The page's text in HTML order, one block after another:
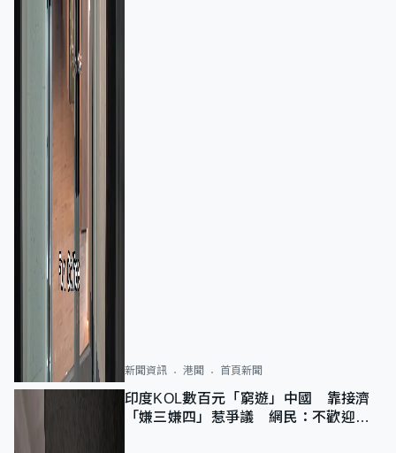
新聞資訊 港聞 首頁新聞
印度KOL數百元「窮遊」中國 靠接濟
「嫌三嫌四」惹爭議 網民：不歡迎劣